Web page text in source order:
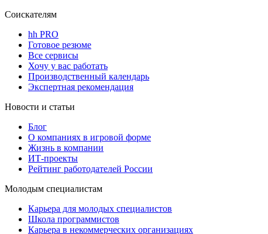
Соискателям
hh PRO
Готовое резюме
Все сервисы
Хочу у вас работать
Производственный календарь
Экспертная рекомендация
Новости и статьи
Блог
О компаниях в игровой форме
Жизнь в компании
ИТ-проекты
Рейтинг работодателей России
Молодым специалистам
Карьера для молодых специалистов
Школа программистов
Карьера в некоммерческих организациях